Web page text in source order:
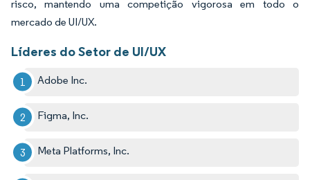
risco, mantendo uma competição vigorosa em todo o
mercado de UI/UX.
Líderes do Setor de UI/UX
Adobe Inc.
Figma, Inc.
Meta Platforms, Inc.